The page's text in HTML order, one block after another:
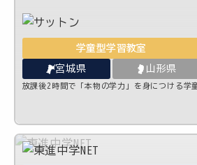
学童型学習教室
宮城県 山形県
放課後2時間で「本物の学力」を身につける学